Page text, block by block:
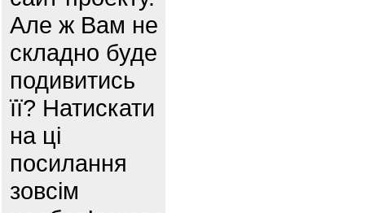
Але ж Вам не
складно буде
подивитись
її? Натискати
на ці
посилання
зовсім